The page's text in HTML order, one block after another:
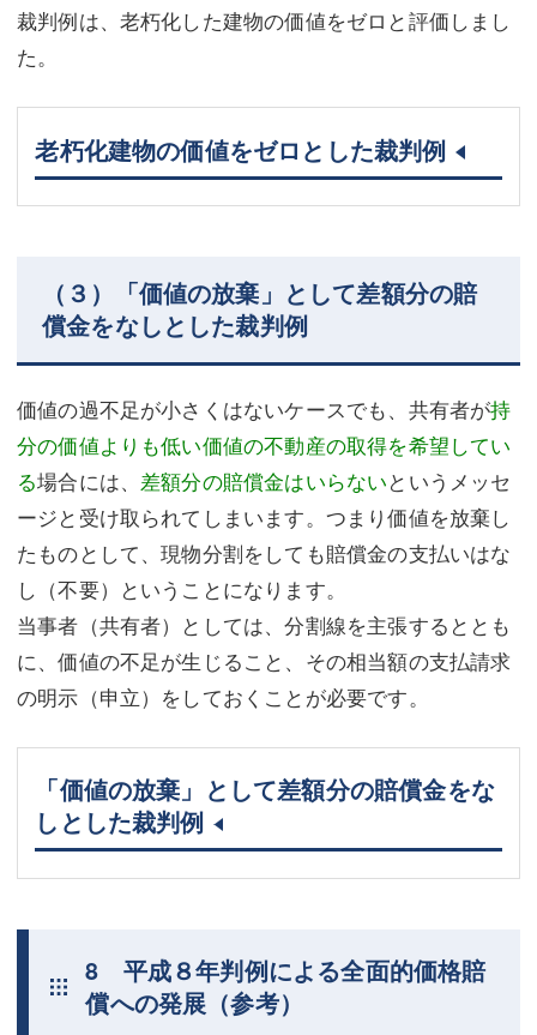
裁判例は、老朽化した建物の価値をゼロと評価しまし
た。
老朽化建物の価値をゼロとした裁判例
（３）「価値の放棄」として差額分の賠
償金をなしとした裁判例
価値の過不足が小さくはないケースでも、共有者が持
分の価値よりも低い価値の不動産の取得を希望してい
る場合には、 差額分の賠償金はいらないというメッセ
ージと受け取られてしまいます。つまり価値を放棄し
たものとして、現物分割をしても賠償金の支払いはな
し（不要）ということになります。
当事者（共有者）としては、分割線を主張するととも
に、価値の不足が生じること、その相当額の支払請求
の明示（申立）をしておくことが必要です。
「価値の放棄」として差額分の賠償金をな
しとした裁判例
8 平成８年判例による全面的価格賠
償への発展（参考）